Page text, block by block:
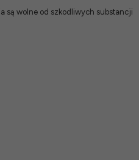
są wolne od szkodliwych substancji